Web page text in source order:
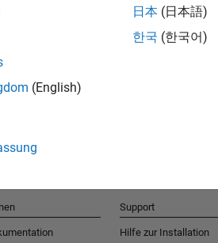
und
(English)
日本 (日本語)
한국 (한국어)
Support
Hilfe zur Installation